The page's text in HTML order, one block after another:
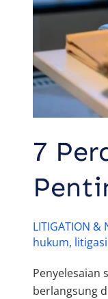
7
LITIGATION &
hukum,
Penyelesaian
berlangsung